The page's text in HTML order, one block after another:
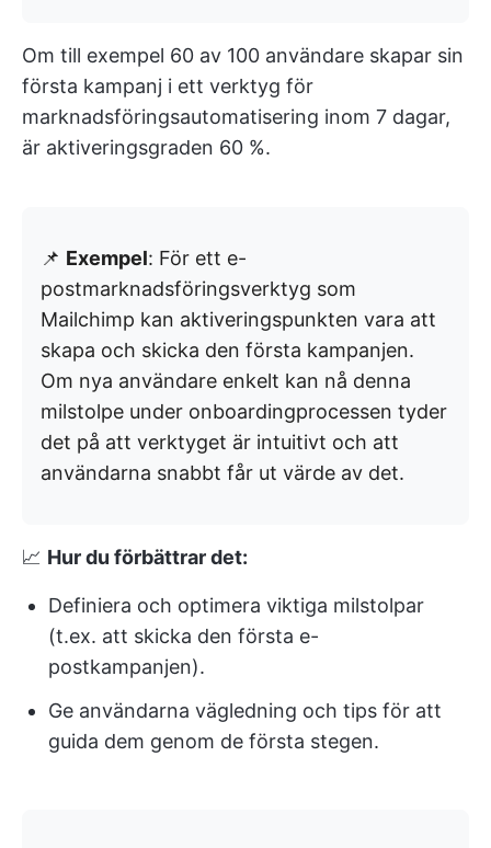
Om till exempel 60 av 100 användare skapar sin
första kampanj i ett verktyg för
marknadsföringsautomatisering inom 7 dagar,
är aktiveringsgraden 60 %.
📌 Exempel: För ett e-
postmarknadsföringsverktyg som
Mailchimp kan aktiveringspunkten vara att
skapa och skicka den första kampanjen.
Om nya användare enkelt kan nå denna
milstolpe under onboardingprocessen tyder
det på att verktyget är intuitivt och att
användarna snabbt får ut värde av det.
📈 Hur du förbättrar det:
Definiera och optimera viktiga milstolpar
(t.ex. att skicka den första e-
postkampanjen).
Ge användarna vägledning och tips för att
guida dem genom de första stegen.